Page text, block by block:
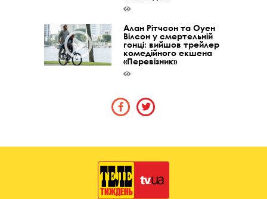
Алан Рітчсон та Оуен
Вілсон у смертельній
гонці: вийшов трейлер
комедійного екшена
«Перевізник»